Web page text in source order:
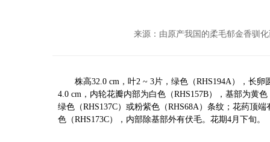
来源：由原产我国的柔毛郁金香驯
株高32.0 cm ， 叶2 ~ 3片 ， 绿色 （RHS194A）
，长卵
4.0 cm ，内轮花瓣内部为白色 （RHS157B） ，基部为黄色
绿色 （RHS137C） 或粉紫色 （RHS68A） 条纹；花药顶端
色 （RHS173C） ，内部除基部外有伏毛。 花期4月下旬。